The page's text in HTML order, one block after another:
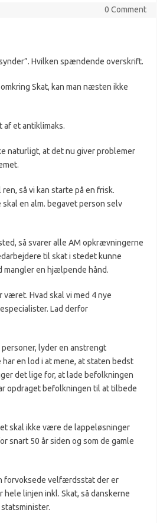
0 Comment
Hvilken spændende overskrift.
Skat, kan man næsten ikke
af et antiklimaks.
naturligt, at det nu giver problemer
så vi kan starte på en frisk.
en alm. begavet person selv
så svarer alle AM opkrævningerne
til skat i stedet kunne
mangler en hjælpende hånd.
Hvad skal vi med 4 nye
Lad derfor
lyder en anstrengt
en lod i at mene, at staten bedst
det lige for, at lade befolkningen
opdraget befolkningen til at tilbede
skal ikke være de lappeløsninger
snart 50 år siden og som de gamle
forvoksede velfærdsstat der er
linjen inkl. Skat, så danskerne
statsminister.